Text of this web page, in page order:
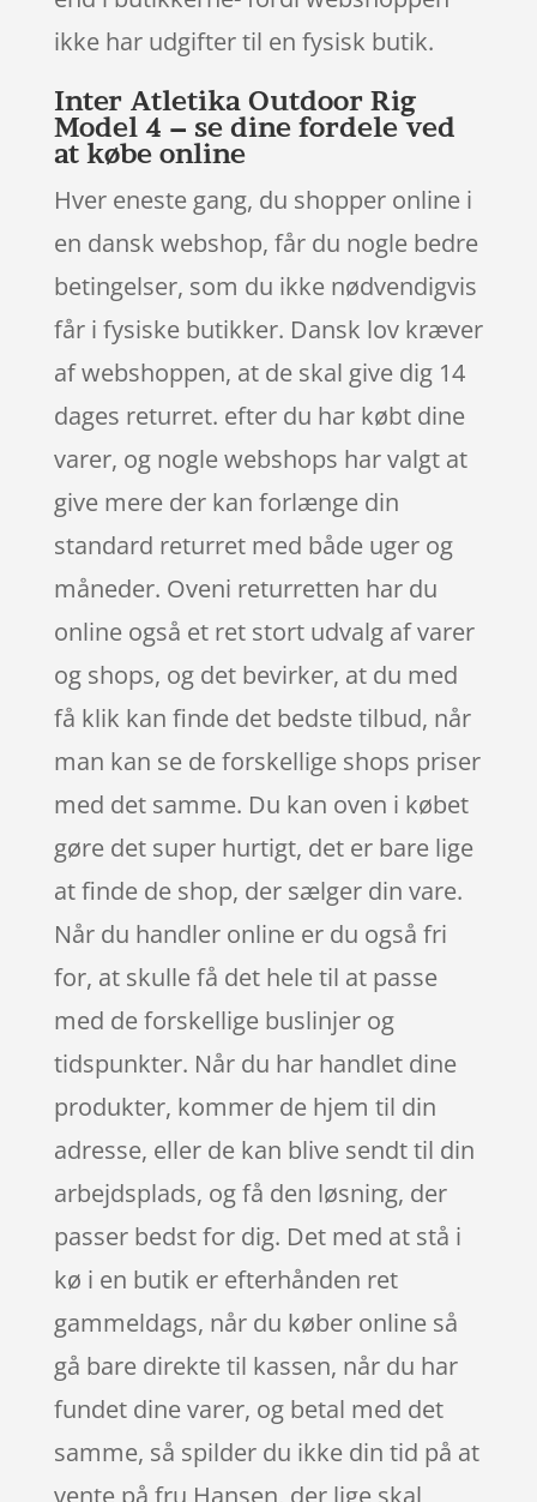
ikke har udgifter til en fysisk butik.
Inter Atletika Outdoor Rig
Model 4 – se dine fordele ved
at købe online
Hver eneste gang, du shopper online i
en dansk webshop, får du nogle bedre
betingelser, som du ikke nødvendigvis
får i fysiske butikker. Dansk lov kræver
af webshoppen, at de skal give dig 14
dages returret. efter du har købt dine
varer, og nogle webshops har valgt at
give mere der kan forlænge din
standard returret med både uger og
måneder. Oveni returretten har du
online også et ret stort udvalg af varer
og shops, og det bevirker, at du med
få klik kan finde det bedste tilbud, når
man kan se de forskellige shops priser
med det samme. Du kan oven i købet
gøre det super hurtigt, det er bare lige
at finde de shop, der sælger din vare.
Når du handler online er du også fri
for, at skulle få det hele til at passe
med de forskellige buslinjer og
tidspunkter. Når du har handlet dine
produkter, kommer de hjem til din
adresse, eller de kan blive sendt til din
arbejdsplads, og få den løsning, der
passer bedst for dig. Det med at stå i
kø i en butik er efterhånden ret
gammeldags, når du køber online så
gå bare direkte til kassen, når du har
fundet dine varer, og betal med det
samme, så spilder du ikke din tid på at
vente på fru Hansen, der lige skal